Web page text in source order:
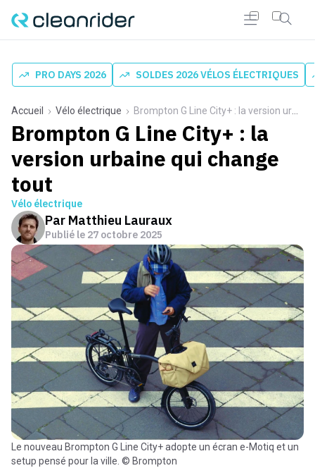
PRO DAYS 2026 SOLDES 2026 VÉLOS ÉLECTRIQUES
Accueil Vélo électrique Brompton G Line City+ : la version urbaine qui change tout
Brompton G Line City+ : la
version urbaine qui change
tout
Vélo électrique
Par Matthieu Lauraux
Publié le 27 octobre 2025
Le nouveau Brompton G Line City+ adopte un écran e-Motiq et un
setup pensé pour la ville. © Brompton